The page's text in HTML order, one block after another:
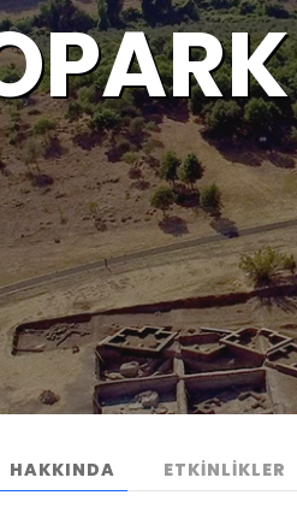
HAKKINDA ETKİNLİKLER